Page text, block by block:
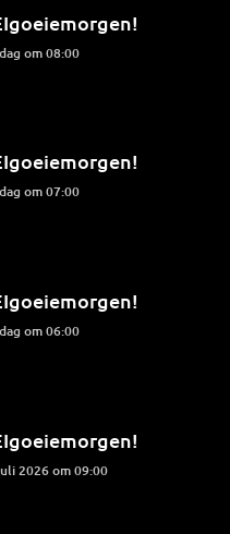
om 08:00
om 07:00
om 06:00
juli 2026 om 09:00